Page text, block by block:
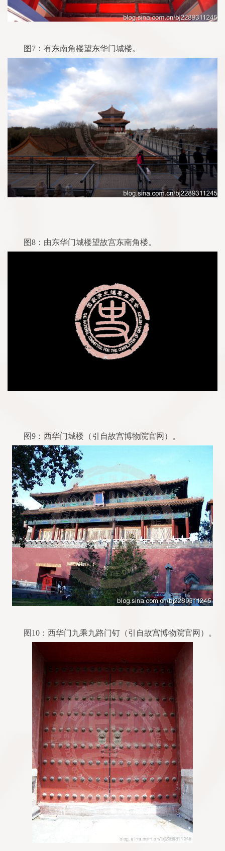
图7：有东南角楼望东华门城楼。
图8：由东华门城楼望故宫东南角楼。
图9：西华门城楼（引自故宫博物院官网）。
图10：西华门九乘九路门钉（引自故宫博物院官网）。